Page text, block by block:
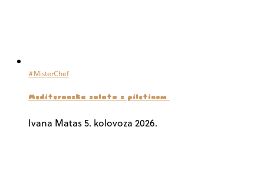
#MisterChef
Mediteranska salata s piletinom
Ivana Matas5. kolovoza 2026.